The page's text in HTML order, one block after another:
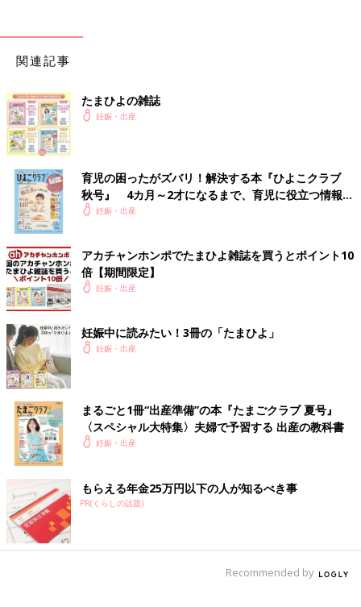
の様な出産でした。
かなかったので、助産師さんにって言われた時は、ビックリして
「いきんでいいの？」って思わず聞き返すくらいの短時間出産だ
った。
いかがでしたか？ たまひよのアプリ「まいにちのたまひよ」で
は、もっとたくさんの「出産レポート」を読むことができます！
また、同じ出産予定月の人と情報交換ができる「同期ルーム」も
ありますので、ぜひ活用してみてくださいね。
たまひよのアプリ「まいにちのたまひよ」は、【たまひよアプ
リ】でストア検索してもダウンロードできます！
●この記事は個人の体験記です。
●記事の内容は2024年12月の情報で、現在と異なる場合がありま
たまひよの「出産体験談」をもっと読みたい人はこちら
関連記事
たまひよの雑誌
妊娠・出産
育児の困ったがズバリ！解決する本『ひよこクラブ
秋号』 4カ月～2才になるまで、育児に役立つ情報が
いっぱい！
妊娠・出産
アカチャンホンポでたまひよ雑誌を買うとポイント10
倍【期間限定】
妊娠・出産
妊娠中に読みたい！3冊の「たまひよ」
妊娠・出産
まるごと1冊“出産準備”の本『たまごクラブ 夏号』
〈スペシャル大特集〉夫婦で予習する 出産の教科書
妊娠・出産
もらえる年金25万円以下の人が知るべき事
PR(くらしの話題)
Recommended by